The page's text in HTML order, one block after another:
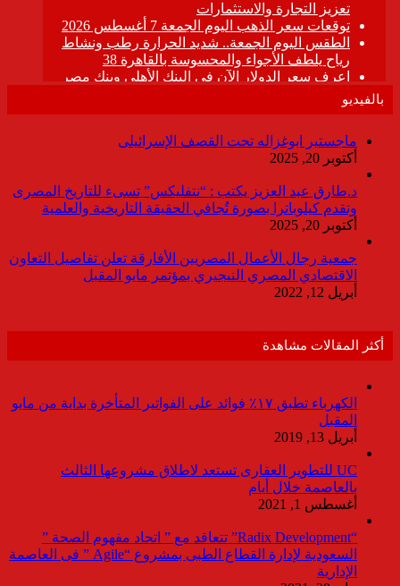
بالفيديو
ماجستير ابوغزاله تحت القصف الإسرائيلى
أكتوبر 20, 2025
د.طارق عبد العزيز يكتب : “نتفليكس” تسىء للتاريخ المصرى
وتقدم كيلوباترا بصورة تُجافي الحقيقة التاريخية والعلمية
أكتوبر 20, 2025
جمعية رجال الأعمال المصريين الأفارقة تعلن تفاصيل التعاون
الاقتصادي المصري النيجيري بمؤتمر مايو المقبل
أبريل 12, 2022
أكثر المقالات مشاهدة
الكهرباء تطبق ١٧٪ فوائد على الفواتير المتأخرة بداية من مايو
المقبل
أبريل 13, 2019
UC للتطوير العقارى تستعد لاطلاق مشروعها الثالث
بالعاصمة خلال أيام
أغسطس 1, 2021
“Radix Development” تتعاقد مع ” اتحاد مفهوم الصحة ”
السعودية لإدارة القطاع الطبى بمشروع “Agile ” فى العاصمة
الإدارية